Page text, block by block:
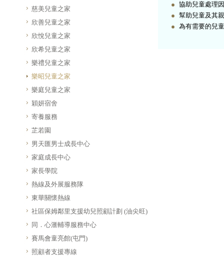
慈美兒童之家
欣善兒童之家
欣悅兒童之家
欣希兒童之家
樂禮兒童之家
樂昭兒童之家
樂庭兒童之家
穎妍宿舍
寄養服務
芷若園
男天匯男士成長中心
家庭成長中心
家長學院
熱線及外展服務隊
東華關懷熱線
社區保姆鄰里支援幼兒照顧計劃 (油尖旺)
同．心滙輔導服務中心
賽馬會童亮館(屯門)
照顧者支援專線
協助兒童處理
幫助兒童及其
為有需要的兒